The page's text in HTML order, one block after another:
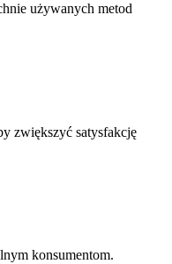
używanych metod
zwiększyć satysfakcję
konsumentom.